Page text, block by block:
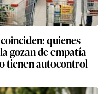
quienes
gozan de empatía
tienen autocontrol